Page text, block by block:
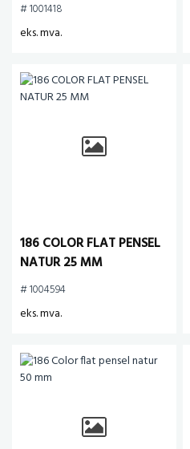
# 1001418
eks. mva.
186 COLOR FLAT PENSEL
NATUR 25 MM
# 1004594
eks. mva.